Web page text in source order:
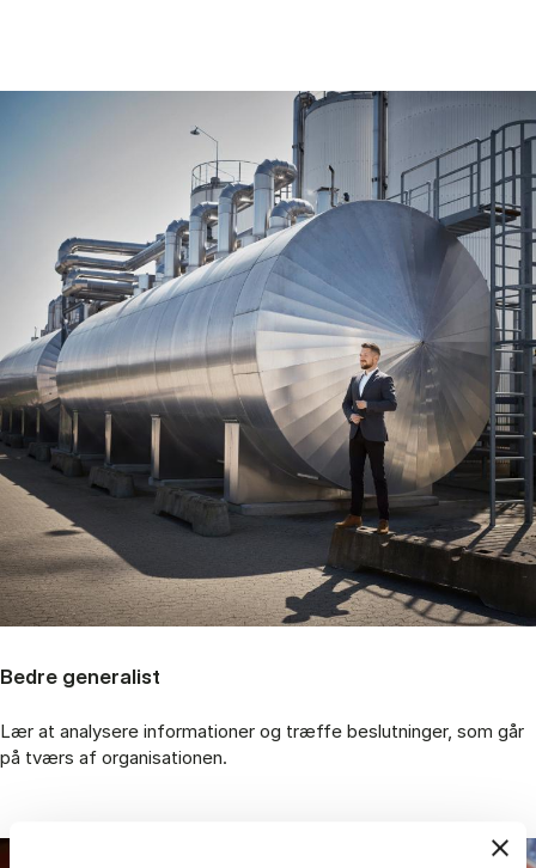
Bedre generalist
Lær at ana­ly­se­re in­for­ma­tio­ner og træf­fe be­slut­nin­ger, som går
på tværs af or­ga­ni­sa­tio­nen.